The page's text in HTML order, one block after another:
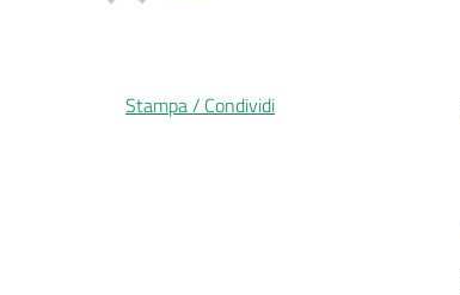
Stampa / Condividi